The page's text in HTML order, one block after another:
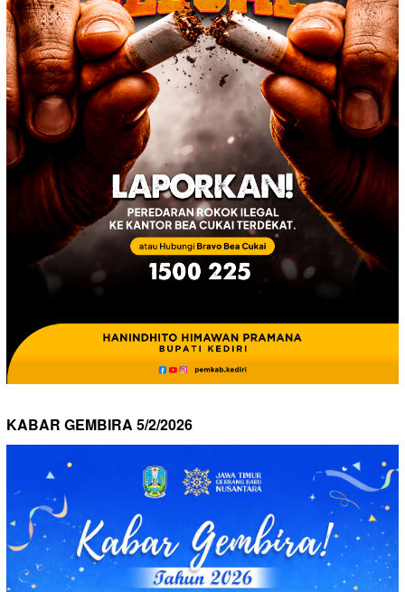
KABAR GEMBIRA 5/2/2026